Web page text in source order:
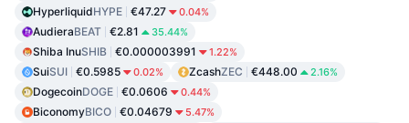
HyperliquidHYPE €47.27 0.04%
AudieraBEAT €2.81 35.44%
Shiba InuSHIB €0.000003991 1.22%
SuiSUI €0.5985 0.02% ZcashZEC €448.00 2.16%
DogecoinDOGE €0.0606 0.44%
BiconomyBICO €0.04679 5.47%